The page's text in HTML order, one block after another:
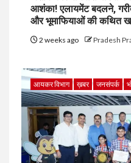
आशंका! एलायमेंट बदलने,
और भूमाफियाओं की कथित
2 weeks ago Pradesh
आयकर विभाग ख़बर जनसंपर्क